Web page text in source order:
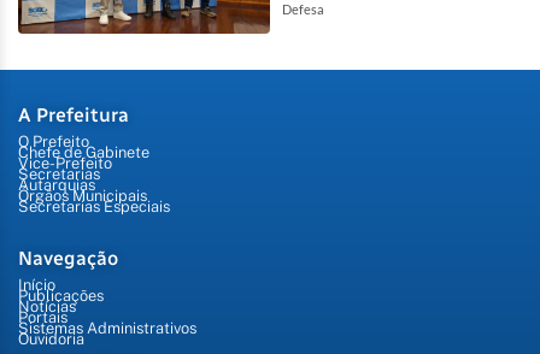
Defesa
A Prefeitura
O Prefeito
Chefe de Gabinete
Vice-Prefeito
Secretarias
Autarquias
Órgãos Municipais
Secretarias Especiais
Navegação
Início
Publicações
Notícias
Portais
Sistemas Administrativos
Ouvidoria